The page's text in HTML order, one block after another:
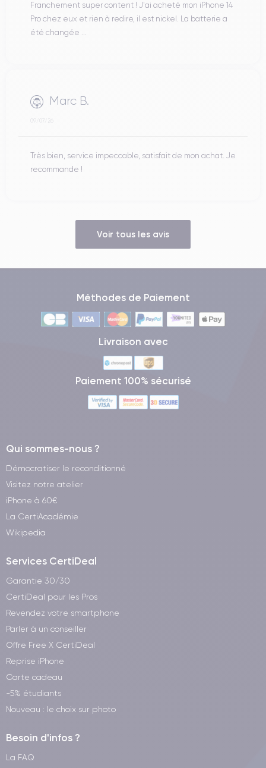
Franchement super content ! J'ai acheté mon iPhone 14
Pro chez eux et rien à redire, il est nickel. La batterie a
été changée ...
Marc B.
09/07/26
Très bien, service impeccable, satisfait de mon achat. Je
recommande !
Voir tous les avis
Méthodes de Paiement
Livraison avec
Paiement 100% sécurisé
Qui sommes-nous ?
Démocratiser le reconditionné
Visitez notre atelier
iPhone à 60€
La CertiAcadémie
Wikipedia
Services CertiDeal
Garantie 30/30
CertiDeal pour les Pros
Revendez votre smartphone
Parler à un conseiller
Offre Free X CertiDeal
Reprise iPhone
Carte cadeau
-5% étudiants
Nouveau : le choix sur photo
Besoin d'infos ?
La FAQ